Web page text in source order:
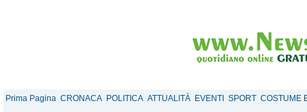
Prima Pagina CRONACA POLITICA ATTUALITÀ EVENTI SPORT COSTUME